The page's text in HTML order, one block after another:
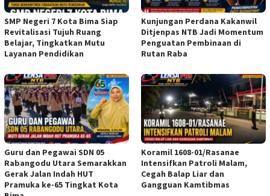
SMP Negeri 7 Kota Bima Siap
Revitalisasi Tujuh Ruang
Belajar, Tingkatkan Mutu
Layanan Pendidikan
Kunjungan Perdana Kakanwil
Ditjenpas NTB Jadi Momentum
Penguatan Pembinaan di
Rutan Raba
Guru dan Pegawai SDN 05
Rabangodu Utara Semarakkan
Gerak Jalan Indah HUT
Pramuka ke-65 Tingkat Kota
Koramil 1608-01/Rasanae
Intensifkan Patroli Malam,
Cegah Balap Liar dan
Gangguan Kamtibmas